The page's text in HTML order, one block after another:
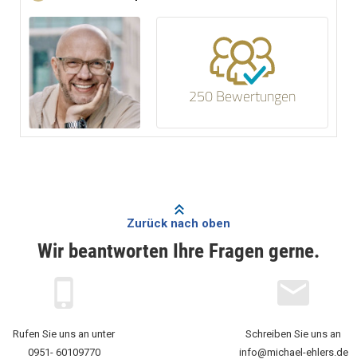
250 Bewertungen
Wir beantworten Ihre Fragen gerne.
Zurück nach oben
Rufen Sie uns an unter
0951- 60109770
Schreiben Sie uns an
info@michael-ehlers.de